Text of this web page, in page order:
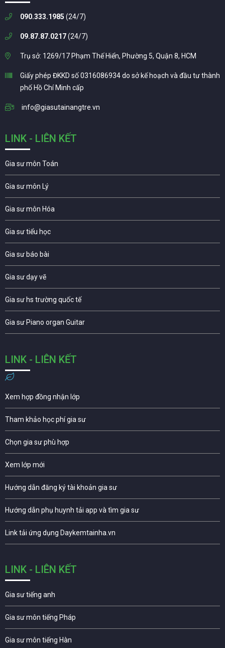
090.333.1985 (24/7)
09.87.87.0217(24/7)
Trụ sở: 1269/17 Phạm Thế Hiển, Phường 5, Quận 8, HCM
Giấy phép ĐKKD số 0316086934 do sở kế hoạch và đầu tư thành
phố Hồ Chí Minh cấp
info@giasutainangtre.vn
LINK - LIÊN KẾT
Gia sư môn Toán
Gia sư môn Lý
Gia sư môn Hóa
Gia sư tiểu học
Gia sư báo bài
Gia sư dạy vẽ
Gia sư hs trường quốc tế
Gia sư Piano organ Guitar
LINK - LIÊN KẾT
Xem hợp đồng nhận lớp
Tham khảo học phí gia sư
Chọn gia sư phù hợp
Xem lớp mới
Hướng dẫn đăng ký tài khoản gia sư
Hướng dẫn phụ huynh tải app và tìm gia sư
Link tải ứng dụng Daykemtainha.vn
LINK - LIÊN KẾT
Gia sư tiếng anh
Gia sư môn tiếng Pháp
Gia sư môn tiếng Hàn